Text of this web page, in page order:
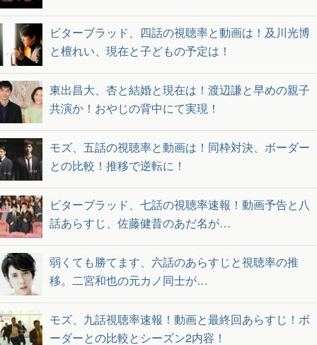
ビターブラッド、四話の視聴率と動画は！及川光博
と檀れい、現在と子どもの予定は！
東出昌大、杏と結婚と現在は！渡辺謙と早めの親子
共演か！おやじの背中にて実現！
モズ、五話の視聴率と動画は！同枠対決、ボーダー
との比較！推移で逆転に！
ビターブラッド、七話の視聴率速報！動画予告と八
話あらすじ、佐藤健昔のあだ名が…
弱くても勝てます、六話のあらすじと視聴率の推
移。二宮和也の元カノ同士が…
モズ、九話視聴率速報！動画と最終回あらすじ！ボ
ーダーとの比較とシーズン2内容！